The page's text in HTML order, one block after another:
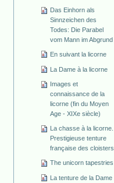
Das Einhorn als
Sinnzeichen des
Todes: Die Parabel
vom Mann im Abgrund
En suivant la licorne
La Dame à la licorne
Images et
connaissance de la
licorne (fin du Moyen
Age - XIXe siècle)
La chasse à la licorne.
Prestigieuse tenture
française des cloisters
The unicorn tapestries
La tenture de la Dame